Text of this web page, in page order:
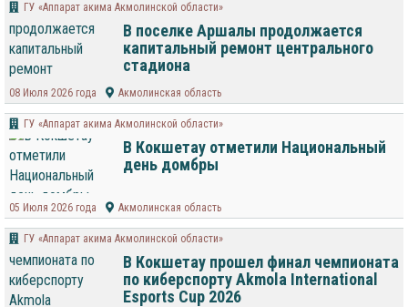
ГУ «Аппарат акима Акмолинской области»
В поселке Аршалы продолжается
капитальный ремонт центрального
стадиона
08 Июля 2026 года Акмолинская область
ГУ «Аппарат акима Акмолинской области»
В Кокшетау отметили Национальный
день домбры
05 Июля 2026 года Акмолинская область
ГУ «Аппарат акима Акмолинской области»
В Кокшетау прошел финал чемпионата
по киберспорту Akmola International
Esports Cup 2026